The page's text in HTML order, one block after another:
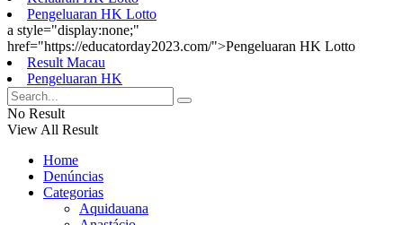
Pengeluaran HK Lotto
a style="display:none;"
href="https://educatorday2023.com/">Pengeluaran HK Lotto
Result Macau
Pengeluaran HK
No Result
View All Result
Home
Denúncias
Categorias
Aquidauana